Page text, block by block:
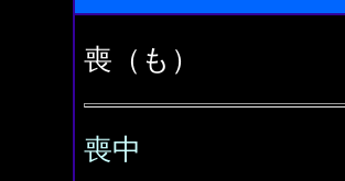
喪（も）
喪中